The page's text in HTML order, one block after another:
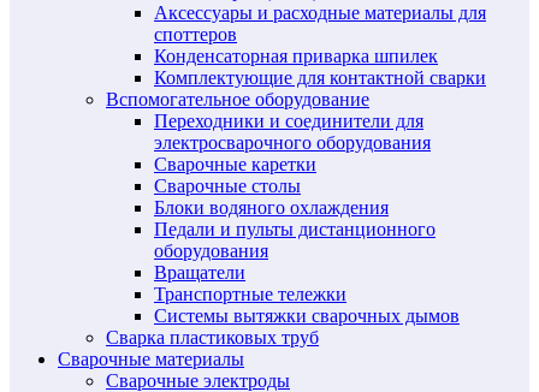
Аксессуары и расходные материалы для
споттеров
Конденсаторная приварка шпилек
Комплектующие для контактной сварки
Вспомогательное оборудование
Переходники и соединители для
электросварочного оборудования
Сварочные каретки
Сварочные столы
Блоки водяного охлаждения
Педали и пульты дистанционного
оборудования
Вращатели
Транспортные тележки
Системы вытяжки сварочных дымов
Сварка пластиковых труб
Сварочные материалы
Сварочные электроды